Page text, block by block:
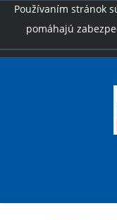
Používaním stránok
pomáhajú